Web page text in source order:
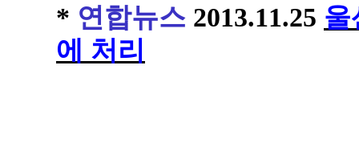
* 연합뉴스 2013.11.25 울
에 처리